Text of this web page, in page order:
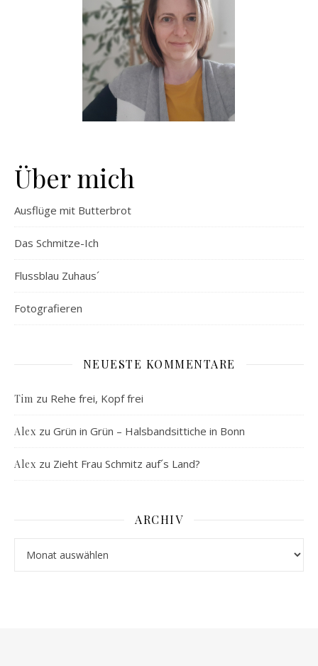
Über mich
Ausflüge mit Butterbrot
Das Schmitze-Ich
Flussblau Zuhaus´
Fotografieren
NEUESTE KOMMENTARE
Tim zu Rehe frei, Kopf frei
Alex zu Grün in Grün – Halsbandsittiche in Bonn
Alex zu Zieht Frau Schmitz auf´s Land?
ARCHIV